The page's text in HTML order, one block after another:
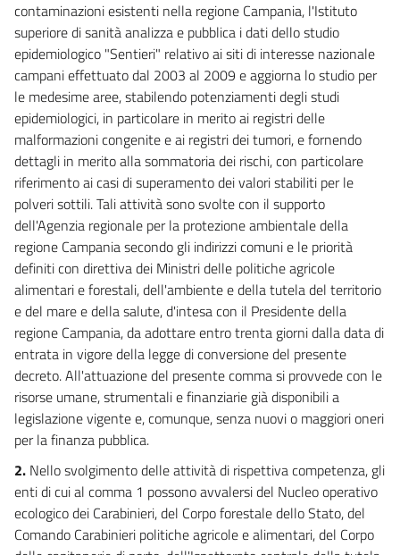
contaminazioni esistenti nella regione Campania, l'Istituto
superiore di sanità analizza e pubblica i dati dello studio
epidemiologico "Sentieri" relativo ai siti di interesse nazionale
campani effettuato dal 2003 al 2009 e aggiorna lo studio per
le medesime aree, stabilendo potenziamenti degli studi
epidemiologici, in particolare in merito ai registri delle
malformazioni congenite e ai registri dei tumori, e fornendo
dettagli in merito alla sommatoria dei rischi, con particolare
riferimento ai casi di superamento dei valori stabiliti per le
polveri sottili. Tali attività sono svolte con il supporto
dell'Agenzia regionale per la protezione ambientale della
regione Campania secondo gli indirizzi comuni e le priorità
definiti con direttiva dei Ministri delle politiche agricole
alimentari e forestali, dell'ambiente e della tutela del territorio
e del mare e della salute, d'intesa con il Presidente della
regione Campania, da adottare entro trenta giorni dalla data di
entrata in vigore della legge di conversione del presente
decreto. All'attuazione del presente comma si provvede con le
risorse umane, strumentali e finanziarie già disponibili a
legislazione vigente e, comunque, senza nuovi o maggiori oneri
per la finanza pubblica.
2. Nello svolgimento delle attività di rispettiva competenza, gli
enti di cui al comma 1 possono avvalersi del Nucleo operativo
ecologico dei Carabinieri, del Corpo forestale dello Stato, del
Comando Carabinieri politiche agricole e alimentari, del Corpo